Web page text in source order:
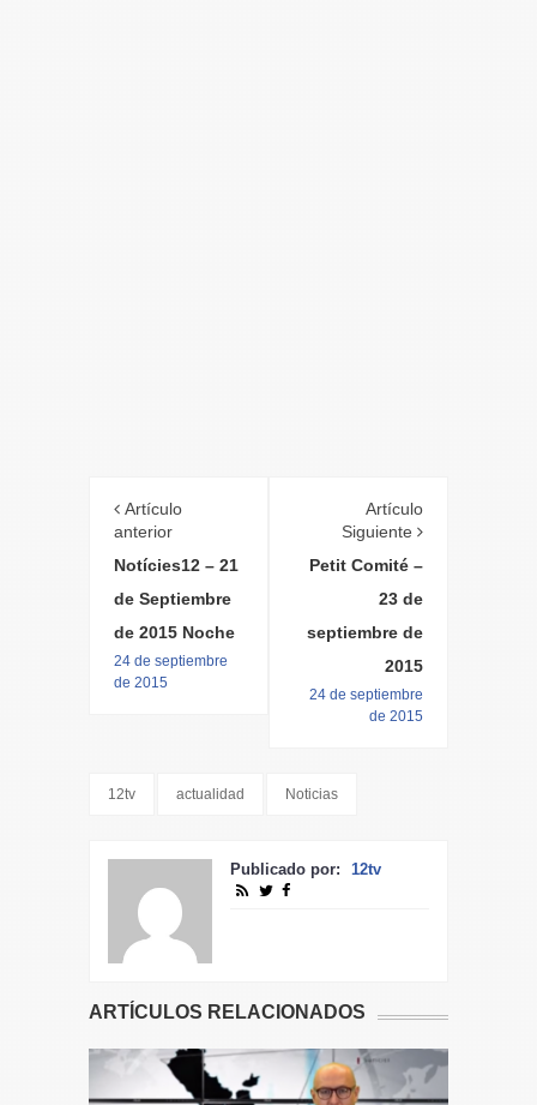
Artículo
anterior
Notícies12 – 21
de Septiembre
de 2015 Noche
24 de septiembre
de 2015
Artículo
Siguiente
Petit Comité –
23 de
septiembre de
2015
24 de septiembre
de 2015
12tv actualidad Noticias
Publicado por: 12tv
ARTÍCULOS RELACIONADOS